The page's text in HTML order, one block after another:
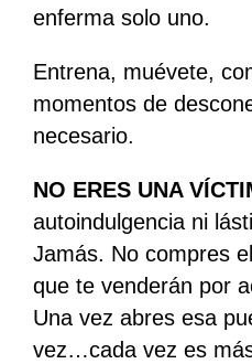
enferma solo uno.
Entrena, muévete,
momentos de
necesario.
NO ERES UNA
autoindulgencia ni
Jamás. No compres
que te venderán por
Una vez abres esa
vez…cada vez es